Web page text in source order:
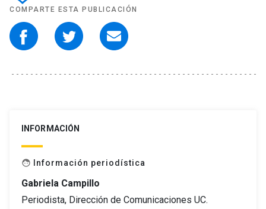
COMPARTE ESTA PUBLICACIÓN
INFORMACIÓN
face Información periodística
Gabriela Campillo
Periodista, Dirección de Comunicaciones UC.